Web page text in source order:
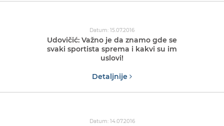
Datum: 15.07.2016
Udovičić: Važno je da znamo gde se
svaki sportista sprema i kakvi su im
uslovi!
Detaljnije
Datum: 14.07.2016